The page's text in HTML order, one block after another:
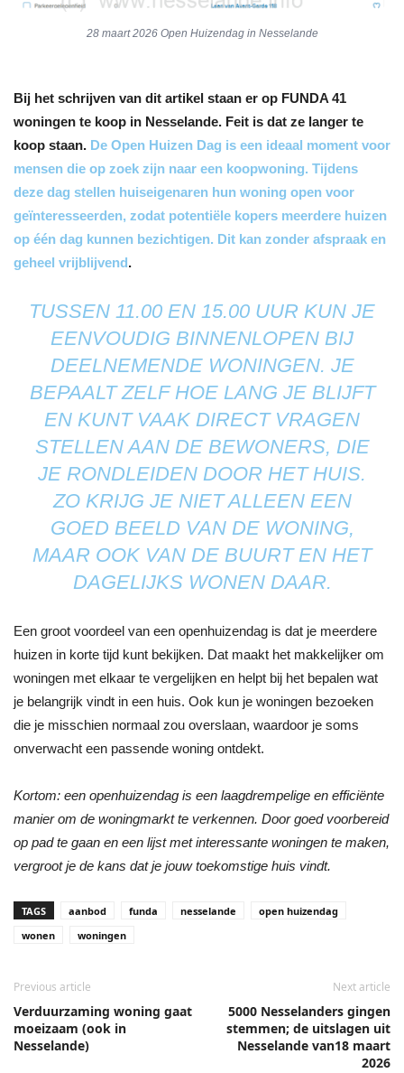
28 maart 2026 Open Huizendag in Nesselande
Bij het schrijven van dit artikel staan er op FUNDA 41
woningen te koop in Nesselande. Feit is dat ze langer te
koop staan. De Open Huizen Dag is een ideaal moment voor
mensen die op zoek zijn naar een koopwoning. Tijdens
deze dag stellen huiseigenaren hun woning open voor
geïnteresseerden, zodat potentiële kopers meerdere huizen
op één dag kunnen bezichtigen. Dit kan zonder afspraak en
geheel vrijblijvend.
TUSSEN 11.00 EN 15.00 UUR KUN JE
EENVOUDIG BINNENLOPEN BIJ
DEELNEMENDE WONINGEN. JE
BEPAALT ZELF HOE LANG JE BLIJFT
EN KUNT VAAK DIRECT VRAGEN
STELLEN AAN DE BEWONERS, DIE
JE RONDLEIDEN DOOR HET HUIS.
ZO KRIJG JE NIET ALLEEN EEN
GOED BEELD VAN DE WONING,
MAAR OOK VAN DE BUURT EN HET
DAGELIJKS WONEN DAAR.
Een groot voordeel van een openhuizendag is dat je meerdere
huizen in korte tijd kunt bekijken. Dat maakt het makkelijker om
woningen met elkaar te vergelijken en helpt bij het bepalen wat
je belangrijk vindt in een huis. Ook kun je woningen bezoeken
die je misschien normaal zou overslaan, waardoor je soms
onverwacht een passende woning ontdekt.
Kortom: een openhuizendag is een laagdrempelige en efficiënte
manier om de woningmarkt te verkennen. Door goed voorbereid
op pad te gaan en een lijst met interessante woningen te maken,
vergroot je de kans dat je jouw toekomstige huis vindt.
TAGS aanbod funda nesselande
open huizendag
wonen
woningen
Previous article
Verduurzaming woning gaat
moeizaam (ook in
Nesselande)
Next article
5000 Nesselanders gingen
stemmen; de uitslagen uit
Nesselande van18 maart
2026